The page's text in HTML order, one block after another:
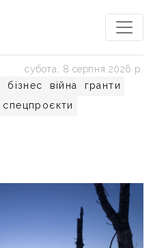
бізнес війна
гранти
спецпроєкти
субота, 8 серпня 2026 р.